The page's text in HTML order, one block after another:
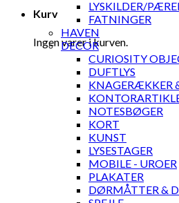
Kurv
Ingen varer i kurven.
LYSKILDER/
FATNINGER
HAVEN
DECOR
CURIOSITY
DUFTLYS
KNAGERÆKKER
NOTESBØGER
KORT
KUNST
LYSESTAGER
MOBILE - UROER
PLAKATER
DØRMÅTTER &